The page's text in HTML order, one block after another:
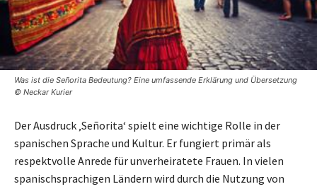
Was ist die Señorita Bedeutung? Eine umfassende Erklärung und Übersetzung
© Neckar Kurier
Der Ausdruck ‚Señorita‘ spielt eine wichtige Rolle in der
spanischen Sprache und Kultur. Er fungiert primär als
respektvolle Anrede für unverheiratete Frauen. In vielen
spanischsprachigen Ländern wird durch die Nutzung von